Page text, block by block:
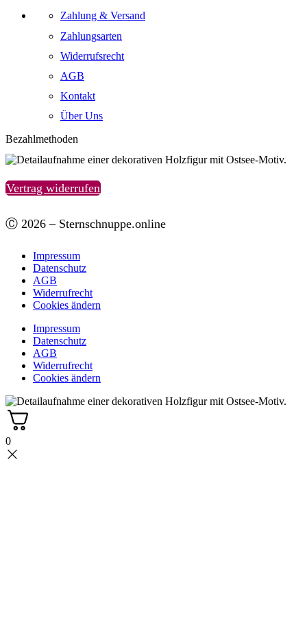
Zahlung & Versand
Zahlungsarten
Widerrufsrecht
AGB
Kontakt
Über Uns
Bezahlmethoden
Vertrag widerrufen
Ⓒ 2026 – Sternschnuppe.online
Impressum
Datenschutz
AGB
Widerrufrecht
Cookies ändern
Impressum
Datenschutz
AGB
Widerrufrecht
Cookies ändern
0